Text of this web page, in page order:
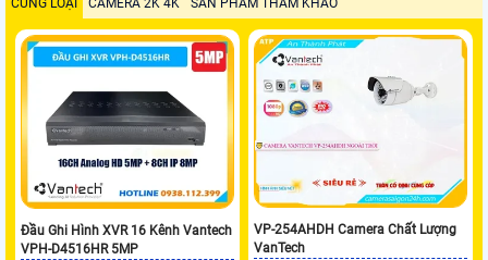
Đầu Ghi Hình XVR 16 Kênh Vantech
VPH-D4516HR 5MP
VP-254AHDH Camera Chất Lượng
VanTech